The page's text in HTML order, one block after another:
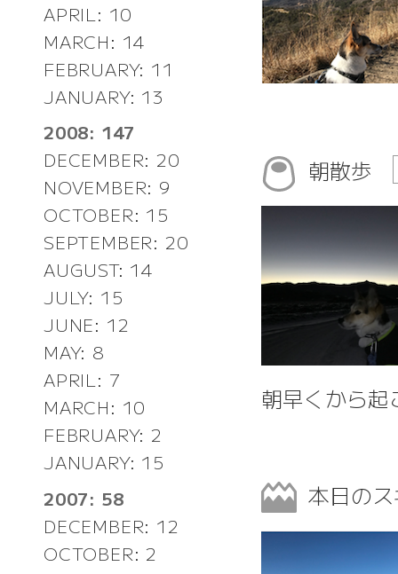
APRIL: 10
MARCH: 14
FEBRUARY: 11
JANUARY: 13
2008: 147
DECEMBER: 20
NOVEMBER: 9
OCTOBER: 15
SEPTEMBER: 20
AUGUST: 14
JULY: 15
JUNE: 12
MAY: 8
APRIL: 7
MARCH: 10
FEBRUARY: 2
JANUARY: 15
2007: 58
DECEMBER: 12
OCTOBER: 2
朝散歩
朝早くから
本日の